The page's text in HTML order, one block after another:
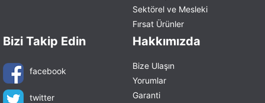
Sektörel ve Mesleki
Fırsat Ürünler
Bizi Takip Edin
facebook
twitter
Hakkımızda
Bize Ulaşın
Yorumlar
Garanti